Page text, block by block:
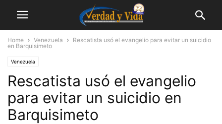
Home Venezuela
Rescatista usó el evangelio para evitar un suicidio
en Barquisimeto
Venezuela
Rescatista usó el evangelio
para evitar un suicidio en
Barquisimeto